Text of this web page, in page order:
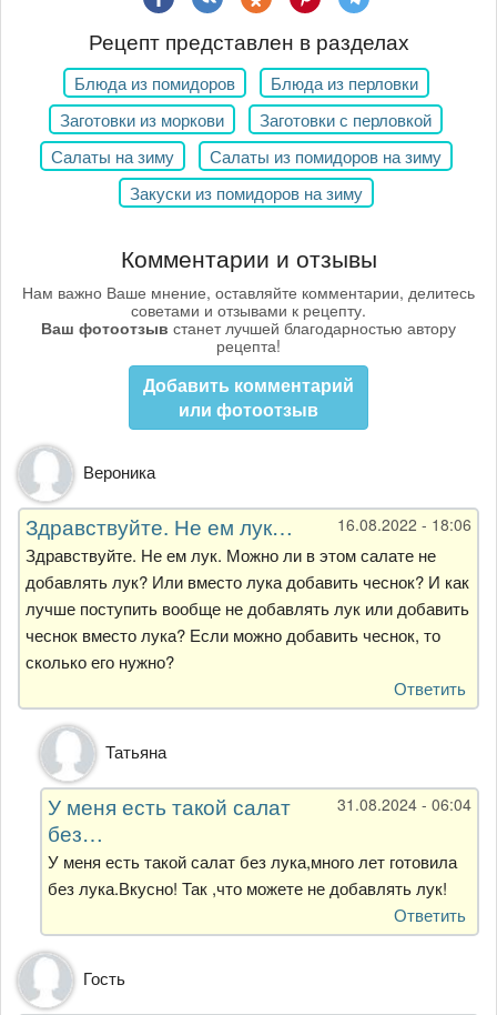
Рецепт представлен в разделах
Блюда из помидоров
Блюда из перловки
Заготовки из моркови
Заготовки с перловкой
Салаты на зиму
Салаты из помидоров на зиму
Закуски из помидоров на зиму
Комментарии и отзывы
Нам важно Ваше мнение, оставляйте комментарии, делитесь
советами и отзывами к рецепту.
Ваш фотоотзыв станет лучшей благодарностью автору
рецепта!
Добавить комментарий
или фотоотзыв
Вероника
16.08.2022 - 18:06
Здравствуйте. Не ем лук…
Здравствуйте. Не ем лук. Можно ли в этом салате не
добавлять лук? Или вместо лука добавить чеснок? И как
лучше поступить вообще не добавлять лук или добавить
чеснок вместо лука? Если можно добавить чеснок, то
сколько его нужно?
Ответить
Ответ
на
Здравствуйте.
Не
ем
лук…
от
Вероника
Татьяна
31.08.2024 - 06:04
У меня есть такой салат
без…
У меня есть такой салат без лука,много лет готовила
без лука.Вкусно! Так ,что можете не добавлять лук!
Ответить
Гость